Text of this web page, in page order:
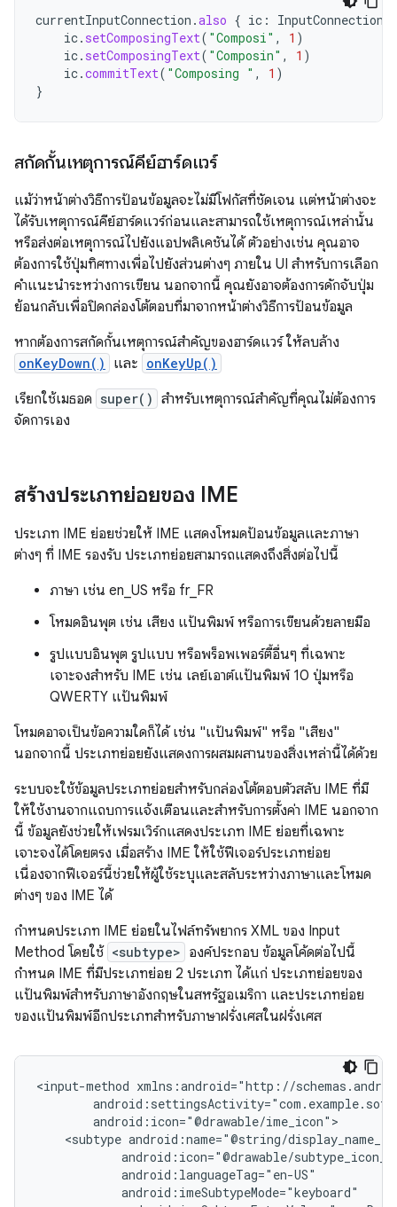
currentInputConnection .also { ic : InputConnection
ic. setComposingText( "Composi" , 1 )
ic. setComposingText( "Composin" , 1 )
ic.commitText( "Composing " , 1 )
}
สกัดกั้นเหตุการณ์คีย์ฮาร์ดแวร์
แม้ว่าหน้าต่างวิธีการป้อนข้อมูลจะไม่มีโฟกัสที่ชัดเจน แต่หน้าต่างจะ
ได้รับเหตุการณ์คีย์ฮาร์ดแวร์ก่อนและสามารถใช้เหตุการณ์เหล่านั้น
หรือส่งต่อเหตุการณ์ไปยังแอปพลิเคชันได้ ตัวอย่างเช่น คุณอาจ
ต้องการใช้ปุ่มทิศทางเพื่อไปยังส่วนต่างๆ ภายใน UI สำหรับการเลือก
คำแนะนำระหว่างการเขียน นอกจากนี้ คุณยังอาจต้องการดักจับปุ่ม
ย้อนกลับเพื่อปิดกล่องโต้ตอบที่มาจากหน้าต่างวิธีการป้อนข้อมูล
หากต้องการสกัดกั้นเหตุการณ์สำคัญของฮาร์ดแวร์ ให้ลบล้าง
onKeyDown() และ onKeyUp()
เรียกใช้เมธอด super() สำหรับเหตุการณ์สำคัญที่คุณไม่ต้องการ
จัดการเอง
สร้างประเภทย่อยของ IME
ประเภท IME ย่อยช่วยให้ IME แสดงโหมดป้อนข้อมูลและภาษา
ต่างๆ ที่ IME รองรับ ประเภทย่อยสามารถแสดงถึงสิ่งต่อไปนี้
ภาษา เช่น en_US หรือ fr_FR
โหมดอินพุต เช่น เสียง แป้นพิมพ์ หรือการเขียนด้วยลายมือ
รูปแบบอินพุต รูปแบบ หรือพร็อพเพอร์ตี้อื่นๆ ที่เฉพาะ
เจาะจงสำหรับ IME เช่น เลย์เอาต์แป้นพิมพ์ 10 ปุ่มหรือ
QWERTY แป้นพิมพ์
โหมดอาจเป็นข้อความใดก็ได้ เช่น "แป้นพิมพ์" หรือ "เสียง"
นอกจากนี้ ประเภทย่อยยังแสดงการผสมผสานของสิ่งเหล่านี้ได้ด้วย
ระบบจะใช้ข้อมูลประเภทย่อยสำหรับกล่องโต้ตอบตัวสลับ IME ที่มี
ให้ใช้งานจากแถบการแจ้งเตือนและสำหรับการตั้งค่า IME นอกจาก
นี้ ข้อมูลยังช่วยให้เฟรมเวิร์กแสดงประเภท IME ย่อยที่เฉพาะ
เจาะจงได้โดยตรง เมื่อสร้าง IME ให้ใช้ฟีเจอร์ประเภทย่อย
เนื่องจากฟีเจอร์นี้ช่วยให้ผู้ใช้ระบุและสลับระหว่างภาษาและโหมด
ต่างๆ ของ IME ได้
กำหนดประเภท IME ย่อยในไฟล์ทรัพยากร XML ของ Input
Method โดยใช้ <subtype> องค์ประกอบ ข้อมูลโค้ดต่อไปนี้
กำหนด IME ที่มีประเภทย่อย 2 ประเภท ได้แก่ ประเภทย่อยของ
แป้นพิมพ์สำหรับภาษาอังกฤษในสหรัฐอเมริกา และประเภทย่อย
ของแป้นพิมพ์อีกประเภทสำหรับภาษาฝรั่งเศสในฝรั่งเศส
<input-method
<subtype